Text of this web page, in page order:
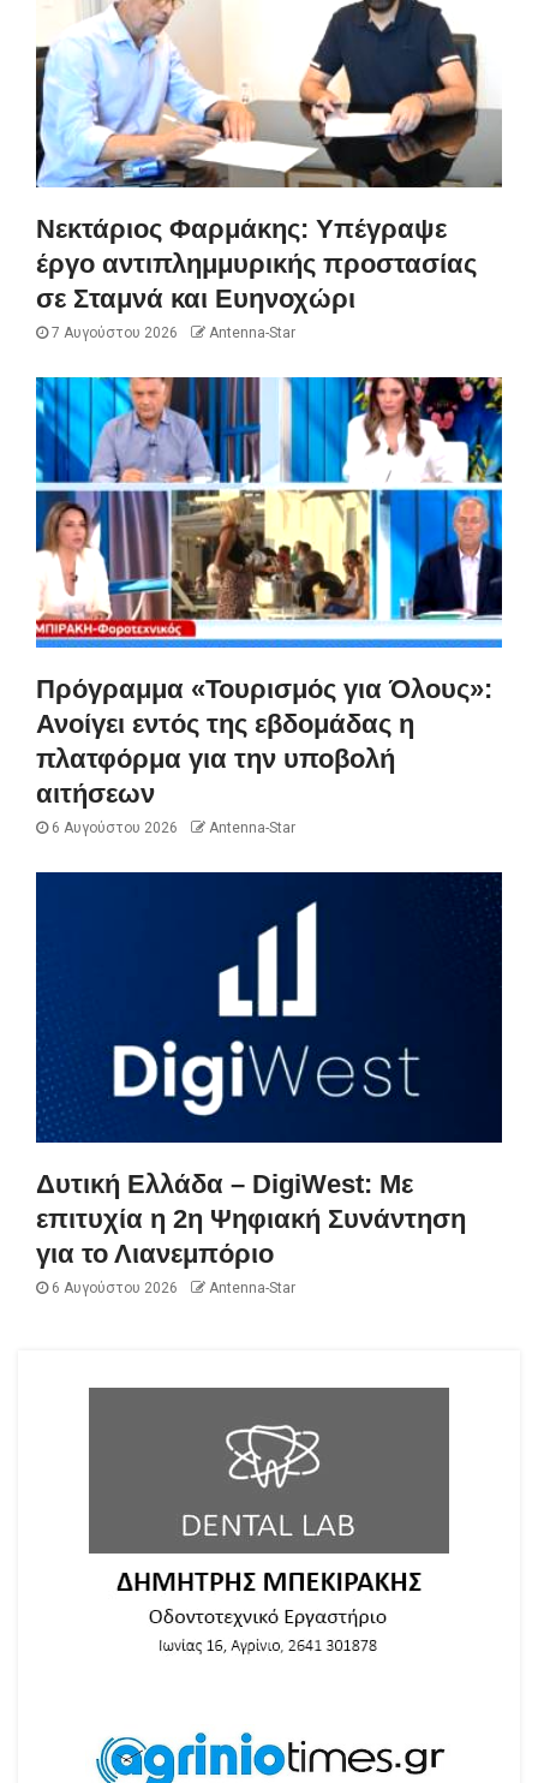
Νεκτάριος Φαρμάκης: Υπέγραψε
έργο αντιπλημμυρικής προστασίας
σε Σταμνά και Ευηνοχώρι
7 Αυγούστου 2026 Antenna-Star
Πρόγραμμα «Τουρισμός για Όλους»:
Ανοίγει εντός της εβδομάδας η
πλατφόρμα για την υποβολή
αιτήσεων
6 Αυγούστου 2026 Antenna-Star
Δυτική Ελλάδα – DigiWest: Με
επιτυχία η 2η Ψηφιακή Συνάντηση
για το Λιανεμπόριο
6 Αυγούστου 2026 Antenna-Star